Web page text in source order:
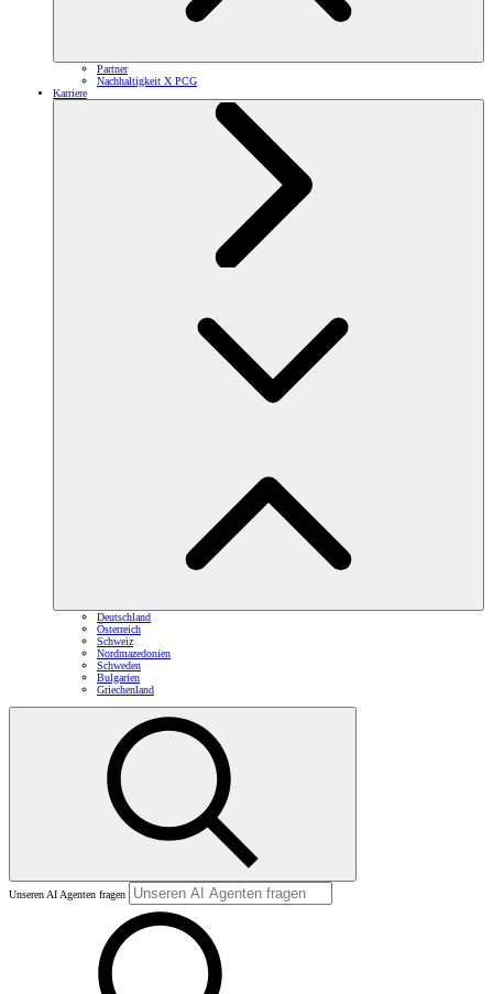
Partner
Nachhaltigkeit X PCG
Karriere
Deutschland
Österreich
Schweiz
Nordmazedonien
Schweden
Bulgarien
Griechenland
Unseren AI Agenten fragen